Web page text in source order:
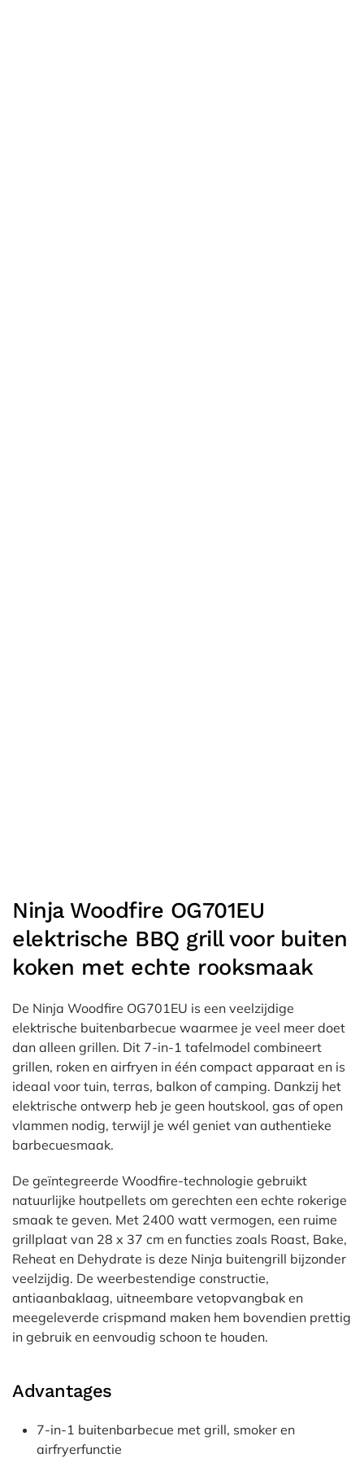
Ninja Woodfire OG701EU
elektrische BBQ grill voor buiten
koken met echte rooksmaak
De Ninja Woodfire OG701EU is een veelzijdige
elektrische buitenbarbecue waarmee je veel meer doet
dan alleen grillen. Dit 7-in-1 tafelmodel combineert
grillen, roken en airfryen in één compact apparaat en is
ideaal voor tuin, terras, balkon of camping. Dankzij het
elektrische ontwerp heb je geen houtskool, gas of open
vlammen nodig, terwijl je wél geniet van authentieke
barbecuesmaak.
De geïntegreerde Woodfire-technologie gebruikt
natuurlijke houtpellets om gerechten een echte rokerige
smaak te geven. Met 2400 watt vermogen, een ruime
grillplaat van 28 x 37 cm en functies zoals Roast, Bake,
Reheat en Dehydrate is deze Ninja buitengrill bijzonder
veelzijdig. De weerbestendige constructie,
antiaanbaklaag, uitneembare vetopvangbak en
meegeleverde crispmand maken hem bovendien prettig
in gebruik en eenvoudig schoon te houden.
Advantages
7-in-1 buitenbarbecue met grill, smoker en
airfryerfunctie